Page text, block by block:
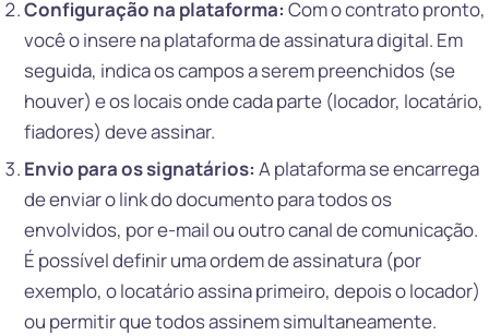
Configuração na plataforma: Com o contrato pronto,
você o insere na plataforma de assinatura digital. Em
seguida, indica os campos a serem preenchidos (se
houver) e os locais onde cada parte (locador, locatário,
fiadores) deve assinar.
Envio para os signatários: A plataforma se encarrega
de enviar o link do documento para todos os
envolvidos, por e-mail ou outro canal de comunicação.
É possível definir uma ordem de assinatura (por
exemplo, o locatário assina primeiro, depois o locador)
ou permitir que todos assinem simultaneamente.